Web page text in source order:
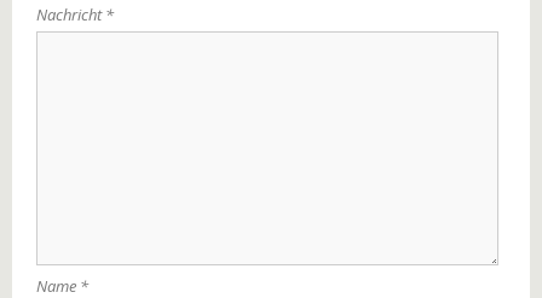
Nachricht*
Name *